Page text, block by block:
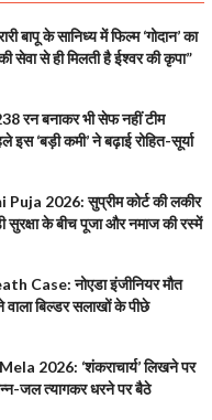
बापू के सानिध्य में फिल्म ‘गोदान’ का
सेवा से ही मिलती है ईश्वर की कृपा”
रन बनाकर भी सेफ नहीं टीम
इस ‘बड़ी कमी’ ने बढ़ाई रोहित-सूर्या
2026: सुप्रीम कोर्ट की लकीर
सुरक्षा के बीच पूजा और नमाज की रस्में
Case: नोएडा इंजीनियर मौत
वाला बिल्डर सलाखों के पीछे
2026: ‘शंकराचार्य’ लिखने पर
जल त्यागकर धरने पर बैठे